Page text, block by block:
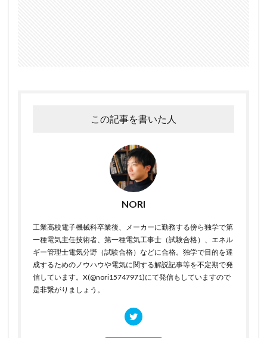
この記事を書いた人
NORI
工業高校電子機械科卒業後、メーカーに勤務する傍ら独学で第
一種電気主任技術者、第一種電気工事士（試験合格）、エネル
ギー管理士電気分野（試験合格）などに合格。独学で目的を達
成するためのノウハウや電気に関する解説記事等を不定期で発
信しています。X(@nori15747971)にて発信もしていますので
是非繋がりましょう。